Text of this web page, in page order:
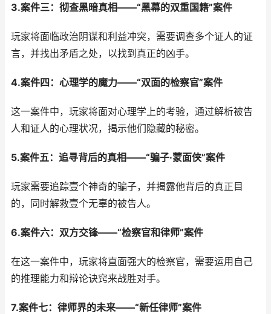
3.案件三：彻查黑暗真相——“黑幕的双重国籍”案件
玩家将面临政治阴谋和利益冲突，需要调查多个证人的证
言，并找出矛盾之处，以找到真正的凶手。
4.案件四：心理学的魔力——“双面的检察官”案件
这一案件中，玩家将面对心理学上的考验，通过解析被告
人和证人的心理状况，揭示他们隐藏的秘密。
5.案件五：追寻背后的真相——“骗子·蒙面侠”案件
玩家需要追踪壹个神奇的骗子，并揭露他背后的真正目
的，同时解救壹个无辜的被告人。
6.案件六：双方交锋——“检察官和律师”案件
在这一案件中，玩家将直面强大的检察官，需要运用自己
的推理能力和辩论诀窍来战胜对手。
7.案件七：律师界的未来——“新任律师”案件